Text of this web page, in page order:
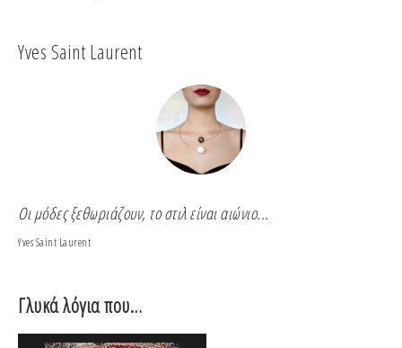
Yves Saint Laurent
Οι μόδες ξεθωριάζουν, το στιλ είναι αιώνιο...
Yves Saint Laurent
Γλυκά λόγια που…